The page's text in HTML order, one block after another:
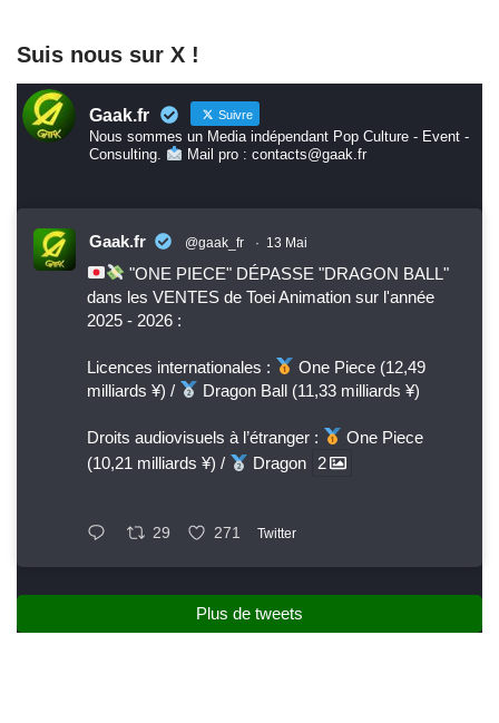
Suis nous sur X !
Gaak.fr Suivre
Nous sommes un Media indépendant Pop Culture - Event -
Consulting.
Mail pro : contacts@gaak.fr
Gaak.fr @gaak_fr · 13 Mai
"ONE PIECE" DÉPASSE "DRAGON BALL"
dans les VENTES de Toei Animation sur l'année
2025 - 2026 :
Licences internationales :
One Piece (12,49
milliards ¥) /
Dragon Ball (11,33 milliards ¥)
Droits audiovisuels à l’étranger :
One Piece
(10,21 milliards ¥) /
Dragon 2
29 271 Twitter
Plus de tweets